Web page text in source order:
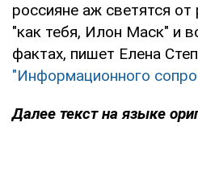
россияне аж светятся
"как тебя, Илон Маск" и
фактах, пишет Елена
"Информационного
Далее текст на языке